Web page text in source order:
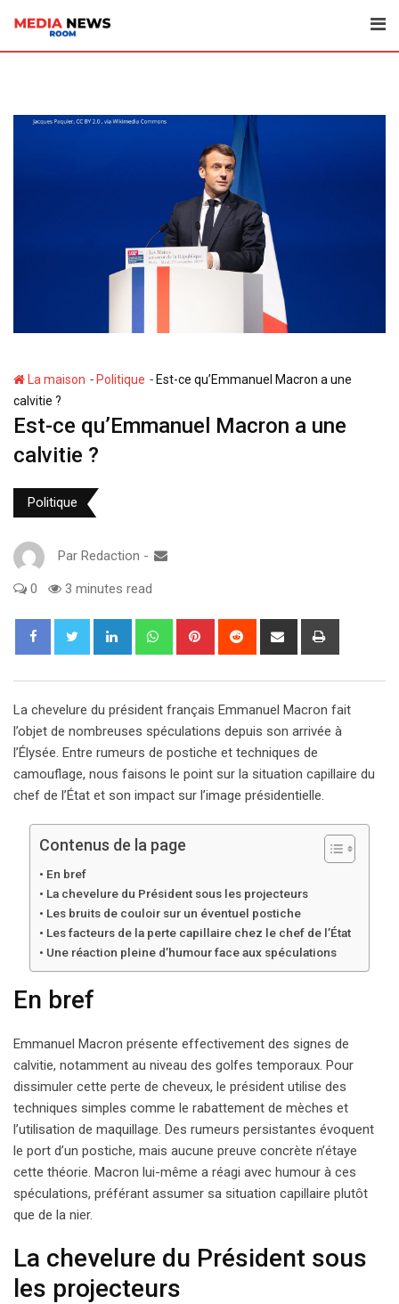
contenu
La maison -Politique -Est-ce qu’Emmanuel Macron a une
calvitie ?
Est-ce qu’Emmanuel Macron a une
calvitie ?
Politique
Par Redaction -
0 3 minutes read
LinkedIn WhatsappPinterest Reddit
Partager
La chevelure du président français Emmanuel Macron fait
l’objet de nombreuses spéculations depuis son arrivée à
l’Élysée. Entre rumeurs de postiche et techniques de
camouflage, nous faisons le point sur la situation capillaire du
chef de l’État et son impact sur l’image présidentielle.
Contenus de la page
En bref
La chevelure du Président sous les projecteurs
Les bruits de couloir sur un éventuel postiche
Les facteurs de la perte capillaire chez le chef de l’État
Une réaction pleine d’humour face aux spéculations
En bref
Emmanuel Macron présente effectivement des signes de
calvitie, notamment au niveau des golfes temporaux. Pour
dissimuler cette perte de cheveux, le président utilise des
techniques simples comme le rabattement de mèches et
l’utilisation de maquillage. Des rumeurs persistantes évoquent
le port d’un postiche, mais aucune preuve concrète n’étaye
cette théorie. Macron lui-même a réagi avec humour à ces
spéculations, préférant assumer sa situation capillaire plutôt
que de la nier.
La chevelure du Président sous
les projecteurs